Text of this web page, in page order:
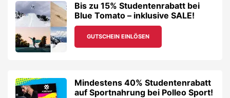
Bis zu 15% Studentenrabatt bei
Blue Tomato – inklusive SALE!
GUTSCHEIN EINLÖSEN
Mindestens 40% Studentenrabatt
auf Sportnahrung bei Polleo Sport!